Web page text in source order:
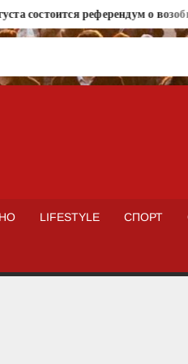
референдум о
LIFESTYLE СПОРТ